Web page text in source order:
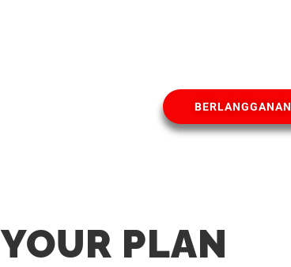
BERLANGGANAN
PLAN